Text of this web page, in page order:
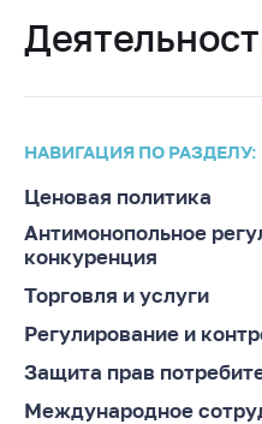
Общественно-
совет
Соискателям
Награждения
Белорусская
универсальная
товарная биржа
НАВИГАЦИЯ ПО РАЗДЕЛУ:
Ценовая политика
Антимонопольное
конкуренция
Торговля и услуги
Регулирование и
Защита прав
Международное